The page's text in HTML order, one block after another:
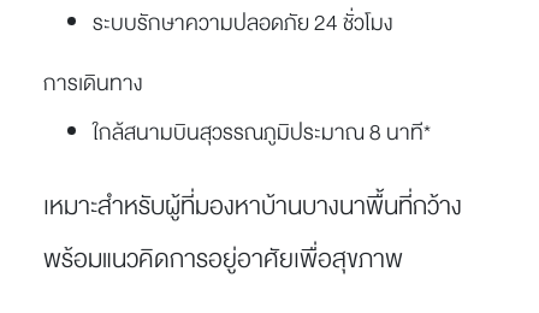
ระบบรักษาความปลอดภัย 24 ชั่วโมง
การเดินทาง
ใกล้สนามบินสุวรรณภูมิประมาณ 8 นาที*
เหมาะสำหรับผู้ที่มองหาบ้านบางนาพื้นที่กว้าง
พร้อมแนวคิดการอยู่อาศัยเพื่อสุขภาพ